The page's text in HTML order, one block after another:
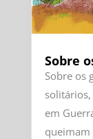
Sobre
Sobre os
em
queimam